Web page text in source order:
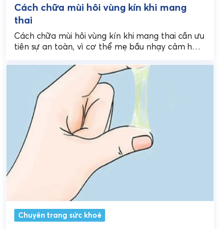
Cách chữa mùi hôi vùng kín khi mang
thai
Cách chữa mùi hôi vùng kín khi mang thai cần ưu
tiên sự an toàn, vì cơ thể mẹ bầu nhạy cảm hơn
Chuyên trang sức khoẻ